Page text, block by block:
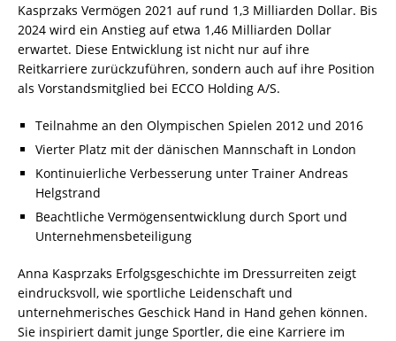
Kasprzaks Vermögen 2021 auf rund 1,3 Milliarden Dollar. Bis
2024 wird ein Anstieg auf etwa 1,46 Milliarden Dollar
erwartet. Diese Entwicklung ist nicht nur auf ihre
Reitkarriere zurückzuführen, sondern auch auf ihre Position
als Vorstandsmitglied bei ECCO Holding A/S.
Teilnahme an den Olympischen Spielen 2012 und 2016
Vierter Platz mit der dänischen Mannschaft in London
Kontinuierliche Verbesserung unter Trainer Andreas
Helgstrand
Beachtliche Vermögensentwicklung durch Sport und
Unternehmensbeteiligung
Anna Kasprzaks Erfolgsgeschichte im Dressurreiten zeigt
eindrucksvoll, wie sportliche Leidenschaft und
unternehmerisches Geschick Hand in Hand gehen können.
Sie inspiriert damit junge Sportler, die eine Karriere im